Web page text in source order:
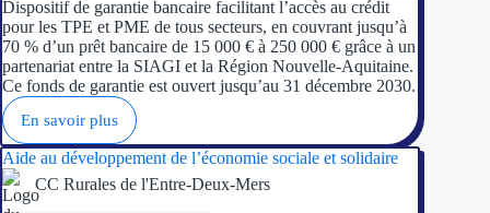
Dispositif de garantie bancaire facilitant l’accès au crédit
pour les TPE et PME de tous secteurs, en couvrant jusqu’à
70 % d’un prêt bancaire de 15 000 € à 250 000 € grâce à un
partenariat entre la SIAGI et la Région Nouvelle-Aquitaine.
Ce fonds de garantie est ouvert jusqu’au 31 décembre 2030.
En savoir plus
Aide au développement de l’économie sociale et solidaire
CC Rurales de l'Entre-Deux-Mers